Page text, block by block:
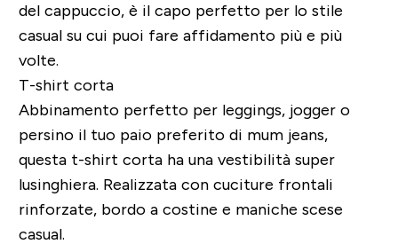
del cappuccio, è il capo perfetto per lo stile
casual su cui puoi fare affidamento più e più
volte.
T-shirt corta
Abbinamento perfetto per leggings, jogger o
persino il tuo paio preferito di mum jeans,
questa t-shirt corta ha una vestibilità super
lusinghiera. Realizzata con cuciture frontali
rinforzate, bordo a costine e maniche scese
casual.